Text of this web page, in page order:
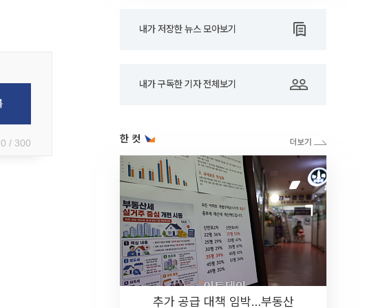
0 / 300
내가 저장한 뉴스 모아보기
내가 구독한 기자 전체보기
한 컷
추가 공급 대책 임박…부동산